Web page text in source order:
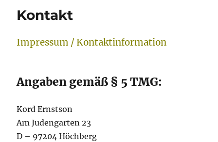
Kontakt
Impressum / Kontaktinformation
Angaben gemäß § 5 TMG:
Kord Ernstson
Am Judengarten 23
D – 97204 Höchberg